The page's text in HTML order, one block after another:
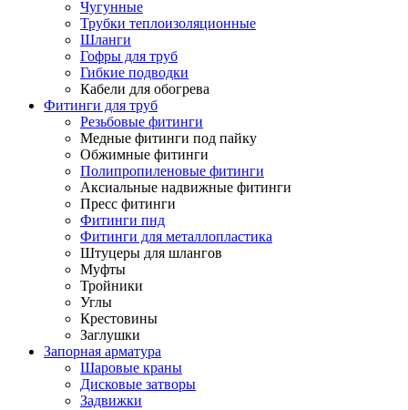
Чугунные
Трубки теплоизоляционные
Шланги
Гофры для труб
Гибкие подводки
Кабели для обогрева
Фитинги для труб
Резьбовые фитинги
Медные фитинги под пайку
Обжимные фитинги
Полипропиленовые фитинги
Аксиальные надвижные фитинги
Пресс фитинги
Фитинги пнд
Фитинги для металлопластика
Штуцеры для шлангов
Муфты
Тройники
Углы
Крестовины
Заглушки
Запорная арматура
Шаровые краны
Дисковые затворы
Задвижки